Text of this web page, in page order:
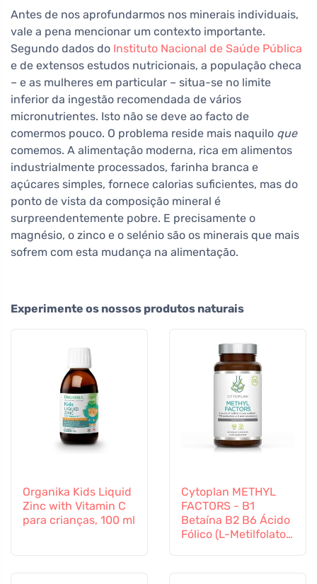
Antes de nos aprofundarmos nos minerais individuais,
vale a pena mencionar um contexto importante.
Segundo dados do Instituto Nacional de Saúde Pública
e de extensos estudos nutricionais, a população checa
– e as mulheres em particular – situa-se no limite
inferior da ingestão recomendada de vários
micronutrientes. Isto não se deve ao facto de
comermos pouco. O problema reside mais naquilo que
comemos. A alimentação moderna, rica em alimentos
industrialmente processados, farinha branca e
açúcares simples, fornece calorias suficientes, mas do
ponto de vista da composição mineral é
surpreendentemente pobre. E precisamente o
magnésio, o zinco e o selénio são os minerais que mais
sofrem com esta mudança na alimentação.
Experimente os nossos produtos naturais
Organika Kids Liquid
Zinc with Vitamin C
para crianças, 100 ml
Cytoplan METHYL
FACTORS - B1
Betaína B2 B6 Ácido
Fólico (L-Metilfolato)